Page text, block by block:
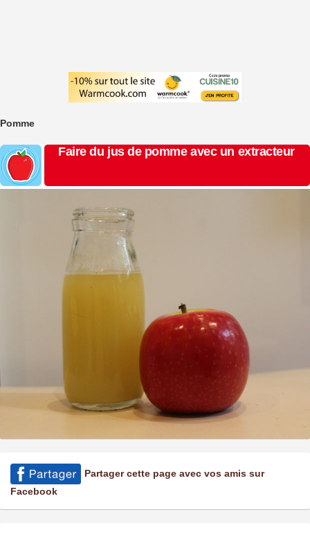
Pomme
Faire du jus de pomme avec un extracteur
Partager cette page avec vos amis sur
Facebook